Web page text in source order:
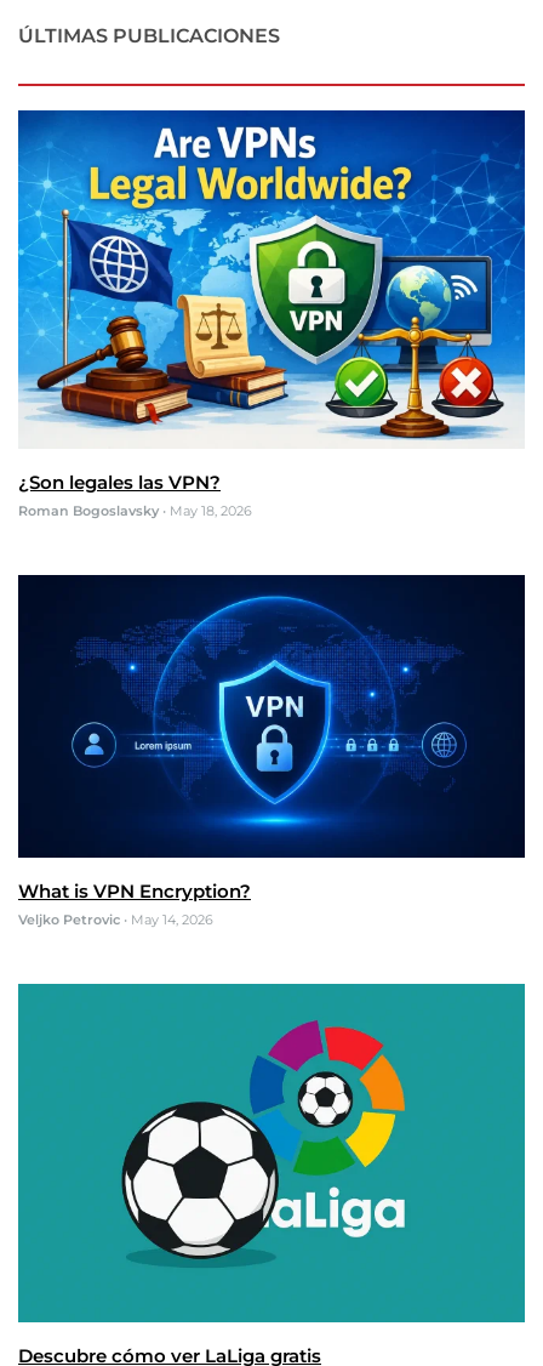
ÚLTIMAS PUBLICACIONES
¿Son legales las VPN?
Roman Bogoslavsky • May 18, 2026
What is VPN Encryption?
Veljko Petrovic • May 14, 2026
Descubre cómo ver LaLiga gratis